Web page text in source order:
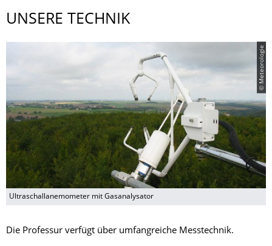
UNSERE TECHNIK
© Meteorologie
Ultraschallanemometer mit Gasanalysator
Die Professur verfügt über umfangreiche Messtechnik.